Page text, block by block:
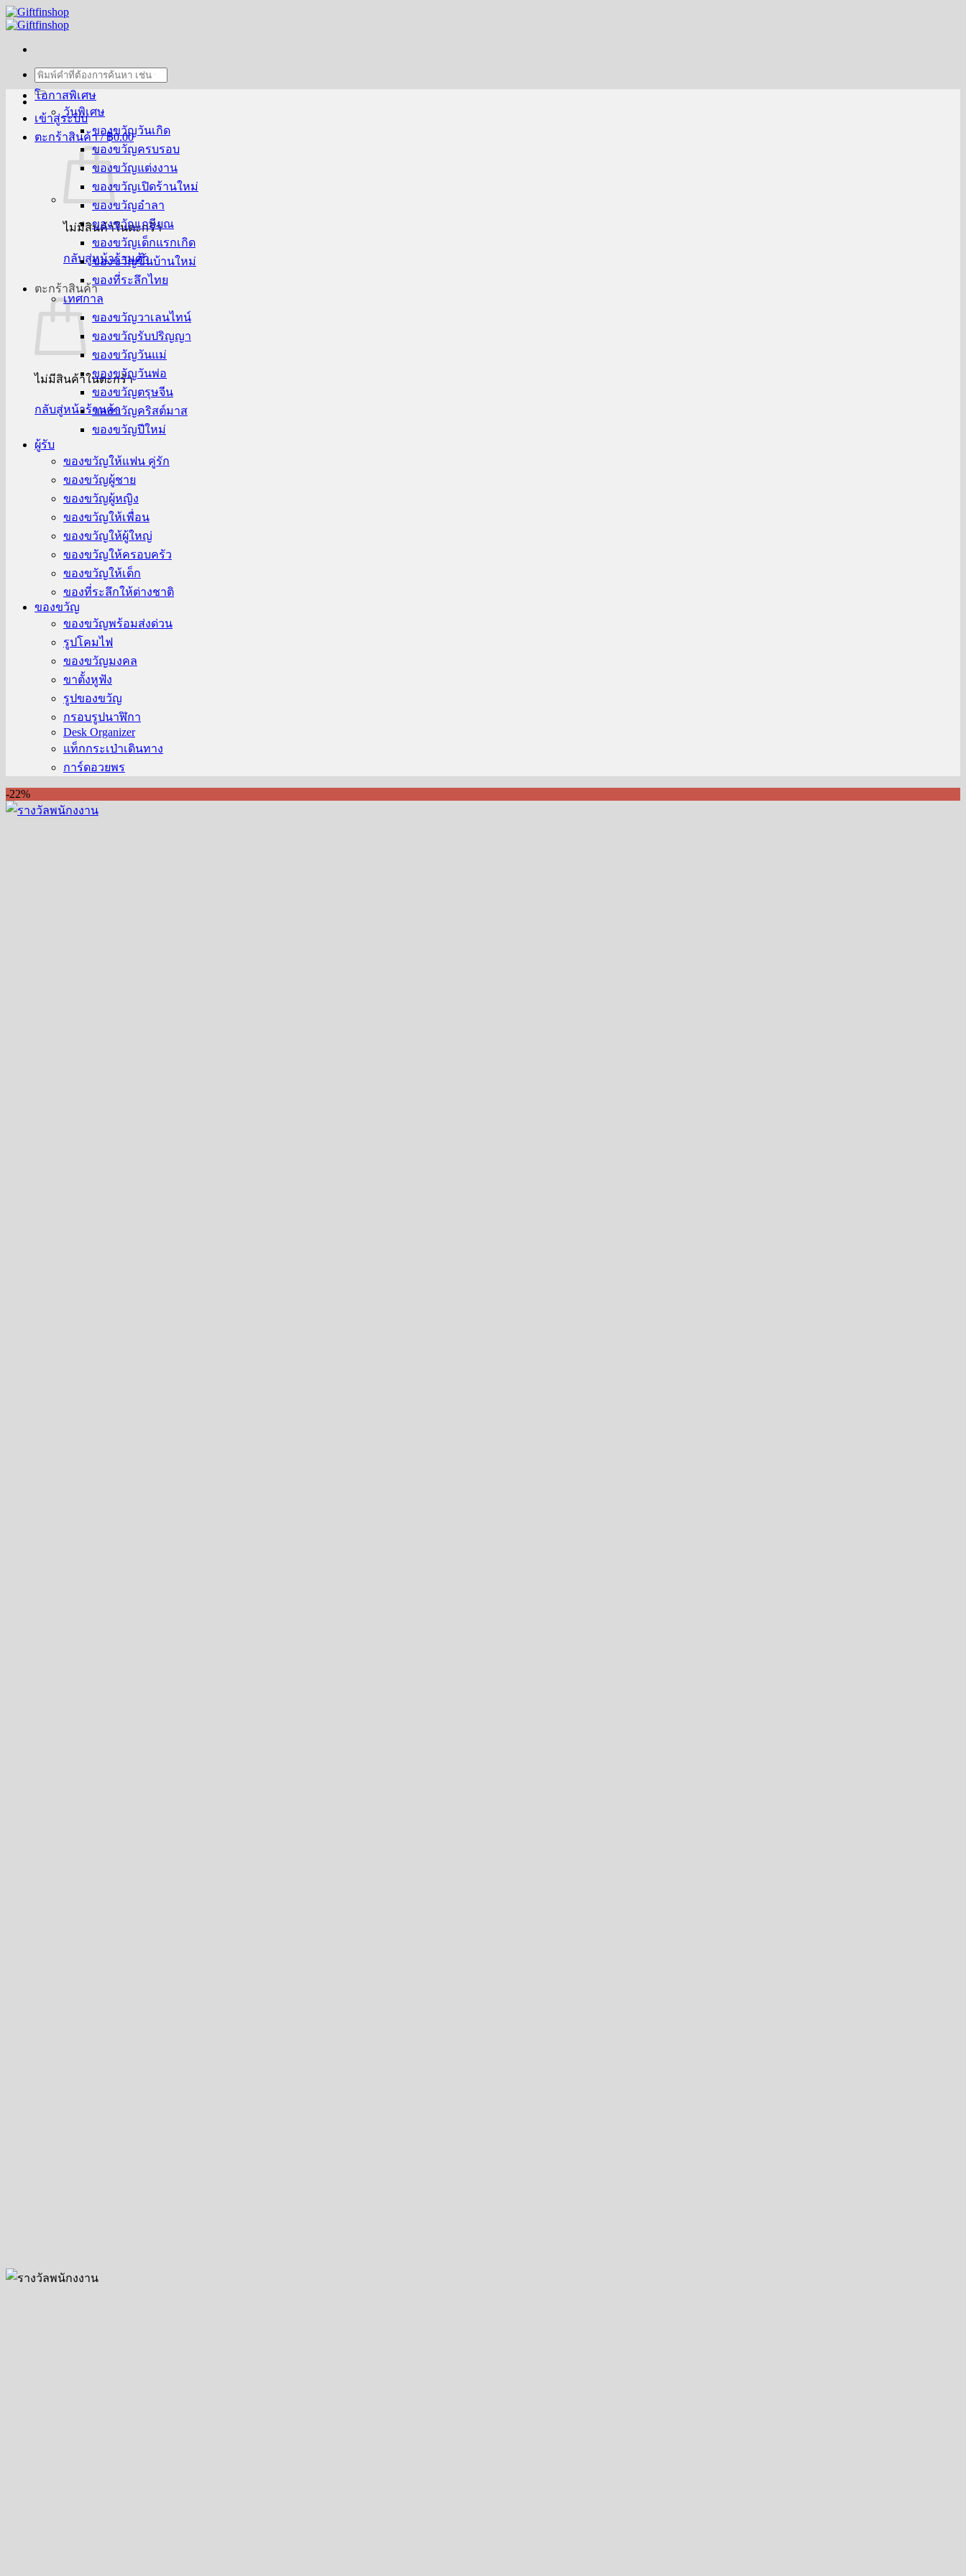
ข้าม
ไป
เนื้อหาค้นหา:
เข้าสู่ระบบ
ตะกร้าสินค้า /฿0.00
ไม่มีสินค้าในตะกร้า
กลับสู่หน้าร้านค้า
ตะกร้าสินค้า
ไม่มีสินค้าในตะกร้า
กลับสู่หน้าร้านค้า
โอกาสพิเศษ
วันพิเศษ
ของขวัญวันเกิด
ของขวัญครบรอบ
ของขวัญแต่งงาน
ของขวัญเปิดร้านใหม่
ของขวัญอำลา
ของขวัญเกษียณ
ของขวัญเด็กแรกเกิด
ของขวัญขึ้นบ้านใหม่
ของที่ระลึกไทย
เทศกาล
ของขวัญวาเลนไทน์
ของขวัญรับปริญญา
ของขวัญวันแม่
ของขวัญวันพ่อ
ของขวัญตรุษจีน
ของขวัญคริสต์มาส
ของขวัญปีใหม่
ผู้รับ
ของขวัญให้แฟน คู่รัก
ของขวัญผู้ชาย
ของขวัญผู้หญิง
ของขวัญให้เพื่อน
ของขวัญให้ผู้ใหญ่
ของขวัญให้ครอบครัว
ของขวัญให้เด็ก
ของที่ระลึกให้ต่างชาติ
ของขวัญ
ของขวัญพร้อมส่งด่วน
รูปโคมไฟ
ของขวัญมงคล
ขาตั้งหูฟัง
รูปของขวัญ
กรอบรูปนาฬิกา
Desk Organizer
แท็กกระเป่าเดินทาง
การ์ดอวยพร
-22%